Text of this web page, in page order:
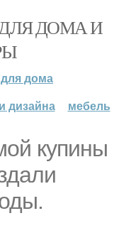
ДЛЯ ДОМА И
дома
дизайна мебель
купины